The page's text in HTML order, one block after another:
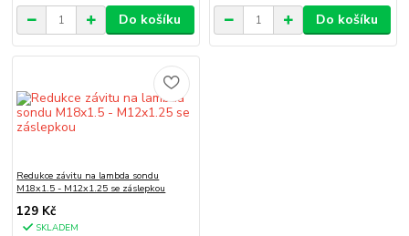
Do košíku Do košíku
Redukce závitu na lambda sondu
M18x1.5 - M12x1.25 se záslepkou
129 Kč
SKLADEM